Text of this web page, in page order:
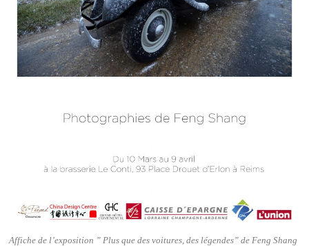
Affiche de l’exposition ” Plus que des voitures, des légendes” de Feng Shang